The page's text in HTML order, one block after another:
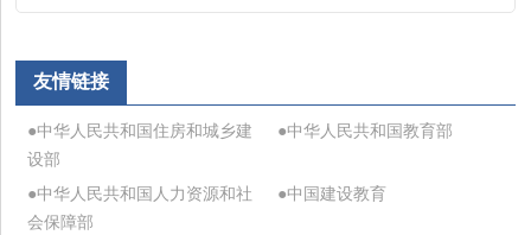
友情链接
●中华人民共和国住房和城乡建
设部
●中华人民共和国教育部
●中华人民共和国人力资源和社
会保障部
●中国建设教育